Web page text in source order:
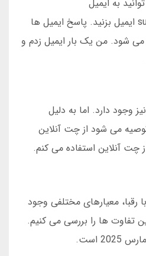
به ایمیل
support@shokrhouse.com ایمیل بزنید. پاسخ ایمیل ها
ارسال می شود. من یک بار ایمیل زدم و
وجود دارد. اما به دلیل
می شود از چت آنلاین
چت آنلاین استفاده می کنم.
معیارهای مختلفی وجود
تفاوت ها را بررسی می کنیم.
است.